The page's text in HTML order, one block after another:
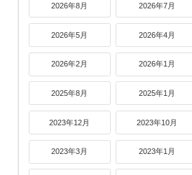
2026年8月 2026年7月
2026年5月 2026年4月
2026年2月 2026年1月
2025年8月 2025年1月
2023年12月 2023年10月
2023年3月 2023年1月